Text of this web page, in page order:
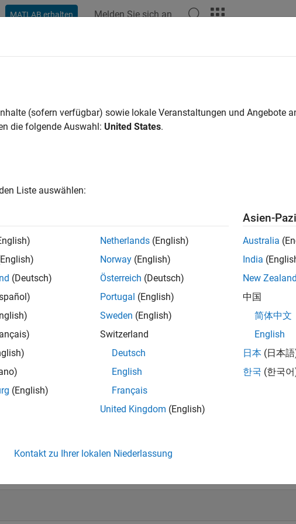
MATLAB erhalten Melden Sie sich an
(sofern verfügbar) sowie lokale Veranstaltungen und Angebote
die folgende Auswahl: United States.
Liste auswählen:
(Deutsch)
(English)
Netherlands (English)
Norway (English)
Österreich (Deutsch)
Portugal (English)
Sweden (English)
Switzerland
Deutsch
English
Français
United Kingdom (English)
Asien-
Australia
India
New Zealand
中国
简体中文
English
日本 (日本
한국 (한국
Kontakt zu Ihrer lokalen Niederlassung